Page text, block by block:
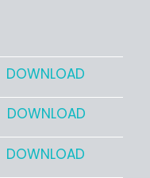
DOWNLOAD
DOWNLOAD
DOWNLOAD